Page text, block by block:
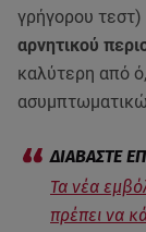
γρήγορου τεστ)
αρνητικού
καλύτερη από
Τα νέα
πρέπει να